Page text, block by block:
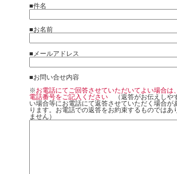
■件名
■お名前
■メールアドレス
■お問い合せ内容
※ お電話にてご回答させていただいてよい場合は、
電話番号をご記入ください （返答がお伝えしや
い場合等にお電話にて返答させていただく場合が
ります。お電話での返答をお約束するものではあ
ません）